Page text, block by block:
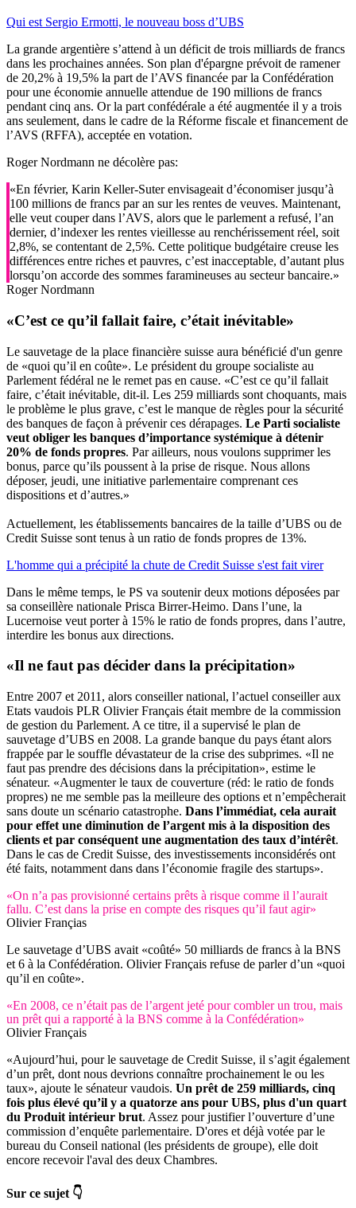
Qui est Sergio Ermotti, le nouveau boss d’UBS
La grande argentière s’attend à un déficit de trois milliards de francs
dans les prochaines années. Son plan d'épargne prévoit de ramener
de 20,2% à 19,5% la part de l’AVS financée par la Confédération
pour une économie annuelle attendue de 190 millions de francs
pendant cinq ans. Or la part confédérale a été augmentée il y a trois
ans seulement, dans le cadre de la Réforme fiscale et financement de
l’AVS (RFFA), acceptée en votation.
Roger Nordmann ne décolère pas:
«En février, Karin Keller-Suter envisageait d’économiser jusqu’à
100 millions de francs par an sur les rentes de veuves. Maintenant,
elle veut couper dans l’AVS, alors que le parlement a refusé, l’an
dernier, d’indexer les rentes vieillesse au renchérissement réel, soit
2,8%, se contentant de 2,5%. Cette politique budgétaire creuse les
différences entre riches et pauvres, c’est inacceptable, d’autant plus
lorsqu’on accorde des sommes faramineuses au secteur bancaire.»
Roger Nordmann
«C’est ce qu’il fallait faire, c’était inévitable»
Le sauvetage de la place financière suisse aura bénéficié d'un genre
de «quoi qu’il en coûte». Le président du groupe socialiste au
Parlement fédéral ne le remet pas en cause. «C’est ce qu’il fallait
faire, c’était inévitable, dit-il. Les 259 milliards sont choquants, mais
le problème le plus grave, c’est le manque de règles pour la sécurité
des banques de façon à prévenir ces dérapages. Le Parti socialiste
veut obliger les banques d’importance systémique à détenir
20% de fonds propres. Par ailleurs, nous voulons supprimer les
bonus, parce qu’ils poussent à la prise de risque. Nous allons
déposer, jeudi, une initiative parlementaire comprenant ces
dispositions et d’autres.»
Actuellement, les établissements bancaires de la taille d’UBS ou de
Credit Suisse sont tenus à un ratio de fonds propres de 13%.
L'homme qui a précipité la chute de Credit Suisse s'est fait virer
Dans le même temps, le PS va soutenir deux motions déposées par
sa conseillère nationale Prisca Birrer-Heimo. Dans l’une, la
Lucernoise veut porter à 15% le ratio de fonds propres, dans l’autre,
interdire les bonus aux directions.
«Il ne faut pas décider dans la précipitation»
Entre 2007 et 2011, alors conseiller national, l’actuel conseiller aux
Etats vaudois PLR Olivier Français était membre de la commission
de gestion du Parlement. A ce titre, il a supervisé le plan de
sauvetage d’UBS en 2008. La grande banque du pays étant alors
frappée par le souffle dévastateur de la crise des subprimes. «Il ne
faut pas prendre des décisions dans la précipitation», estime le
sénateur. «Augmenter le taux de couverture (réd: le ratio de fonds
propres) ne me semble pas la meilleure des options et n’empêcherait
sans doute un scénario catastrophe. Dans l’immédiat, cela aurait
pour effet une diminution de l’argent mis à la disposition des
clients et par conséquent une augmentation des taux d’intérêt.
Dans le cas de Credit Suisse, des investissements inconsidérés ont
été faits, notamment dans dans l’économie fragile des startups».
«On n’a pas provisionné certains prêts à risque comme il l’aurait
fallu. C’est dans la prise en compte des risques qu’il faut agir»
Olivier Françias
Le sauvetage d’UBS avait «coûté» 50 milliards de francs à la BNS
et 6 à la Confédération. Olivier Français refuse de parler d’un «quoi
qu’il en coûte».
«En 2008, ce n’était pas de l’argent jeté pour combler un trou, mais
un prêt qui a rapporté à la BNS comme à la Confédération»
Olivier Français
«Aujourd’hui, pour le sauvetage de Credit Suisse, il s’agit également
d’un prêt, dont nous devrions connaître prochainement le ou les
taux», ajoute le sénateur vaudois. Un prêt de 259 milliards, cinq
fois plus élevé qu’il y a quatorze ans pour UBS, plus d'un quart
du Produit intérieur brut. Assez pour justifier l’ouverture d’une
commission d’enquête parlementaire. D'ores et déjà votée par le
bureau du Conseil national (les présidents de groupe), elle doit
encore recevoir l'aval des deux Chambres.
Sur ce sujet 👇